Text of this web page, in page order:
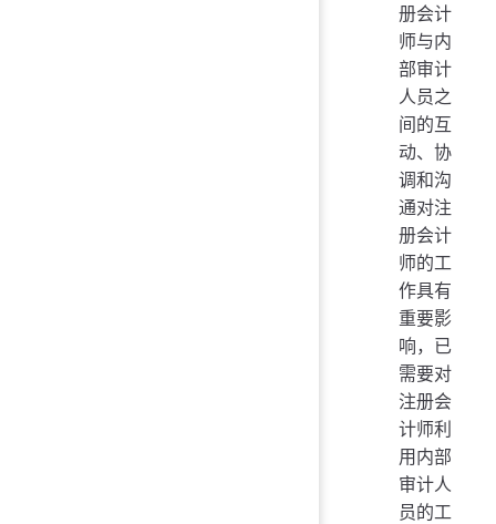
册会计
师与内
部审计
人员之
间的互
动、协
调和沟
通对注
册会计
师的工
作具有
重要影
响，已
需要对
注册会
计师利
用内部
审计人
员的工